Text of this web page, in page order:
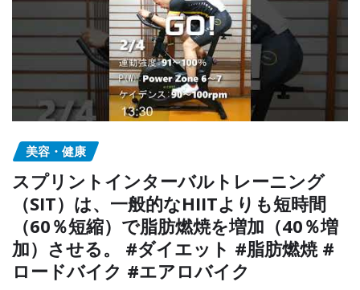
美容・健康
スプリントインターバルトレーニング
（SIT）は、一般的なHIITよりも短時間
（60％短縮）で脂肪燃焼を増加（40％増
加）させる。 #ダイエット #脂肪燃焼 #
ロードバイク #エアロバイク